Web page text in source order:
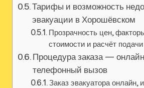
Тарифы и возможность
эвакуации в Хорошёвском
Прозрачность цен,
стоимости и расчёт подачи
Процедура заказа —
телефонный вызов
Заказ эвакуатора онлайн,